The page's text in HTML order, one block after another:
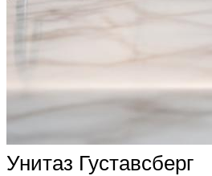
Унитаз Густавсберг